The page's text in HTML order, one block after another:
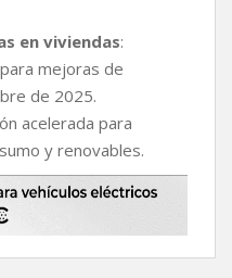
en viviendas:
mejoras de
de 2025.
acelerada para
y renovables.